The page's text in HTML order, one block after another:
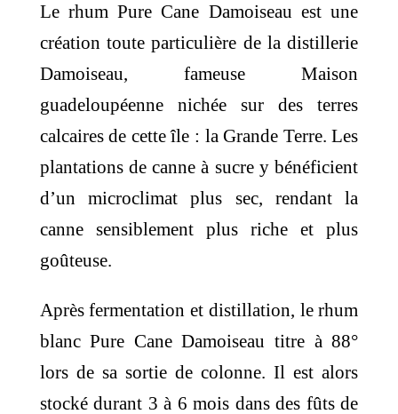
Le rhum Pure Cane Damoiseau est une
création toute particulière de la distillerie
Damoiseau, fameuse Maison
guadeloupéenne nichée sur des terres
calcaires de cette île : la Grande Terre. Les
plantations de canne à sucre y bénéficient
d’un microclimat plus sec, rendant la
canne sensiblement plus riche et plus
goûteuse.
Après fermentation et distillation, le rhum
blanc Pure Cane Damoiseau titre à 88°
lors de sa sortie de colonne. Il est alors
stocké durant 3 à 6 mois dans des fûts de